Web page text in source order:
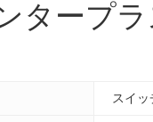
タープ
スイ